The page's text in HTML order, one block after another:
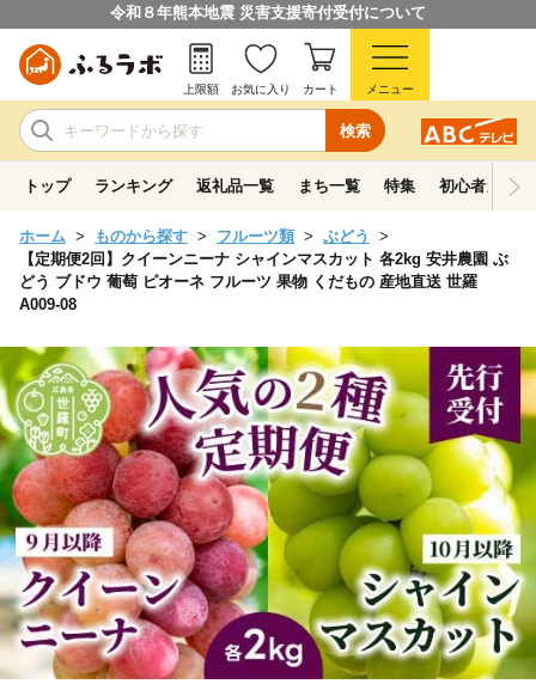
令和８年熊本地震 災害支援寄付受付について
検索
上限額 お気に入り カート メニュー
トップ ランキング 返礼品一覧 まち一覧 特集 初心者ガイド
ホーム ものから探す フルーツ類
ぶどう
【定期便2回】クイーンニーナ シャインマスカット 各2kg 安井農園 ぶ
どう ブドウ 葡萄 ピオーネ フルーツ 果物 くだもの 産地直送 世羅
A009-08